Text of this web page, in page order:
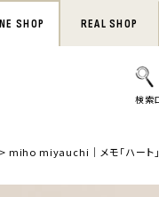
SHOP REAL SHOP
miho miyauchi｜メモ「ハート」